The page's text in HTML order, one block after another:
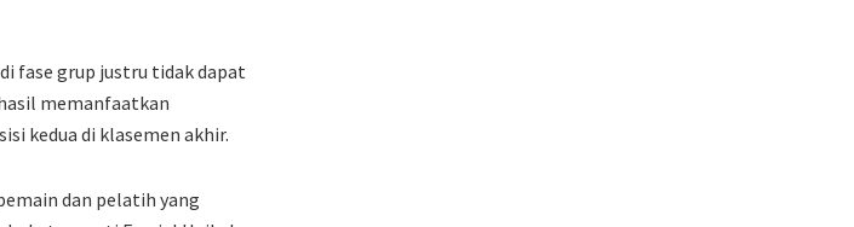
fase grup justru tidak dapat
memanfaatkan
kedua di klasemen akhir.
dan pelatih yang